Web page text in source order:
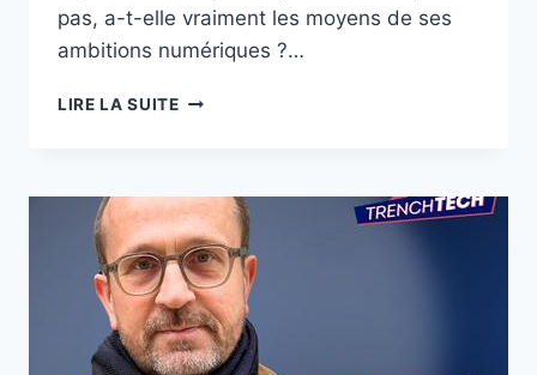
pas, a-t-elle vraiment les moyens de ses
ambitions numériques ?…
LIRE LA SUITE SOUVERAINETÉ
MINISTRE
NOUS
RÉPOND
–
ANNE
LE
HÉNANFF